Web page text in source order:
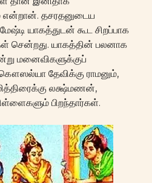
என்றான். தசரதனுடைய
யாகத்துடன் கூட சிறப்பாக
சென்றது. யாகத்தின் பலனாக
மனைவிகளுக்குப்
தேவிக்கு ராமனும்,
லக்ஷ்மணன்,
பிறந்தார்கள்.